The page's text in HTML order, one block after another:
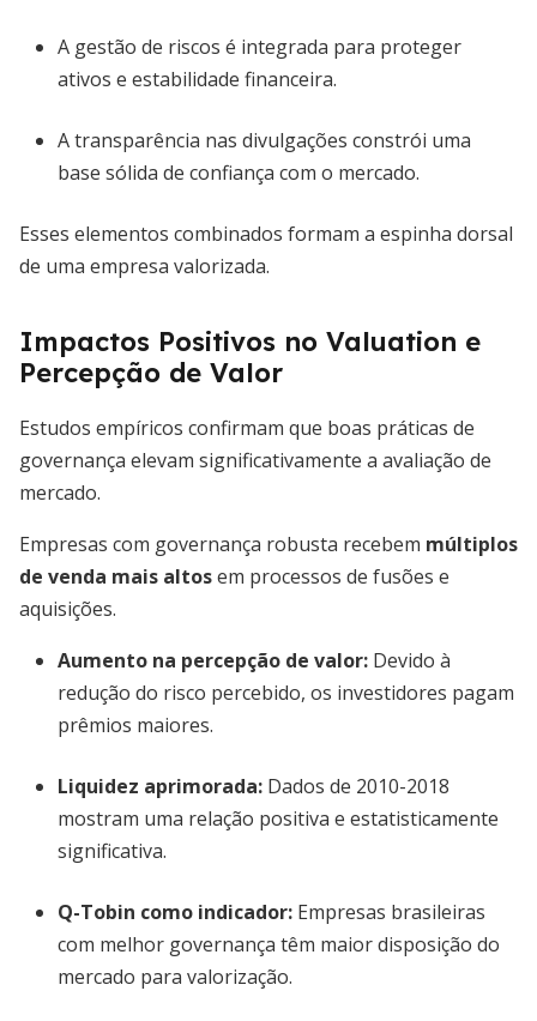
A gestão de riscos é integrada para proteger
ativos e estabilidade financeira.
A transparência nas divulgações constrói uma
base sólida de confiança com o mercado.
Esses elementos combinados formam a espinha dorsal
de uma empresa valorizada.
Impactos Positivos no Valuation e
Percepção de Valor
Estudos empíricos confirmam que boas práticas de
governança elevam significativamente a avaliação de
mercado.
Empresas com governança robusta recebem múltiplos
de venda mais altosem processos de fusões e
aquisições.
Aumento na percepção de valor: Devido à
redução do risco percebido, os investidores pagam
prêmios maiores.
Liquidez aprimorada: Dados de 2010-2018
mostram uma relação positiva e estatisticamente
significativa.
Q-Tobin como indicador: Empresas brasileiras
com melhor governança têm maior disposição do
mercado para valorização.